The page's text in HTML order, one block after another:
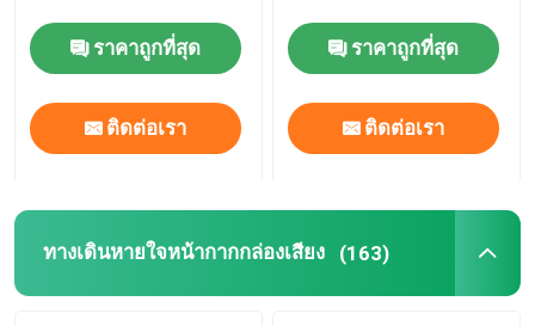
ท่อช่วยหายใจหลังโพรงจมูก
ท่อช่วยหายใจแบบใช้แล้วทิ้ง
ราคาถูกที่สุด
ติดต่อเรา
ราคาถูกที่สุด
ติดต่อเรา
ทางเดินหายใจหน้ากากกล่องเสียง (163)